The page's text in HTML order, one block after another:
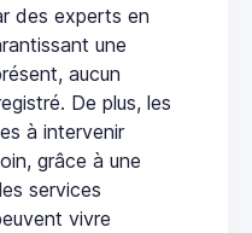
des experts en
une
aucun
De plus, les
à intervenir
grâce à une
services
vivre